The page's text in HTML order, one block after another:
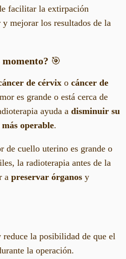
facilitar la extirpación
mejorar los resultados de la
momento? 🎯
de cérvix o cáncer de
es grande o está cerca de
ayuda a disminuir su
operable.
de cuello uterino es grande o
la radioterapia antes de la
a preservar órganos y
reduce la posibilidad de que el
la operación.